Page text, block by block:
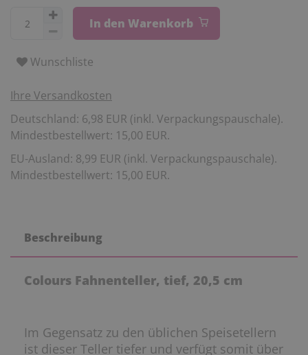
In den Warenkorb
Wunschliste
Ihre Versandkosten
Deutschland: 6,98 EUR (inkl. Verpackungspauschale).
Mindestbestellwert: 15,00 EUR.
EU-Ausland: 8,99 EUR (inkl. Verpackungspauschale).
Mindestbestellwert: 15,00 EUR.
Beschreibung
Colours Fahnenteller, tief, 20,5 cm
Im Gegensatz zu den üblichen Speisetellern
ist dieser Teller tiefer und verfügt somit über